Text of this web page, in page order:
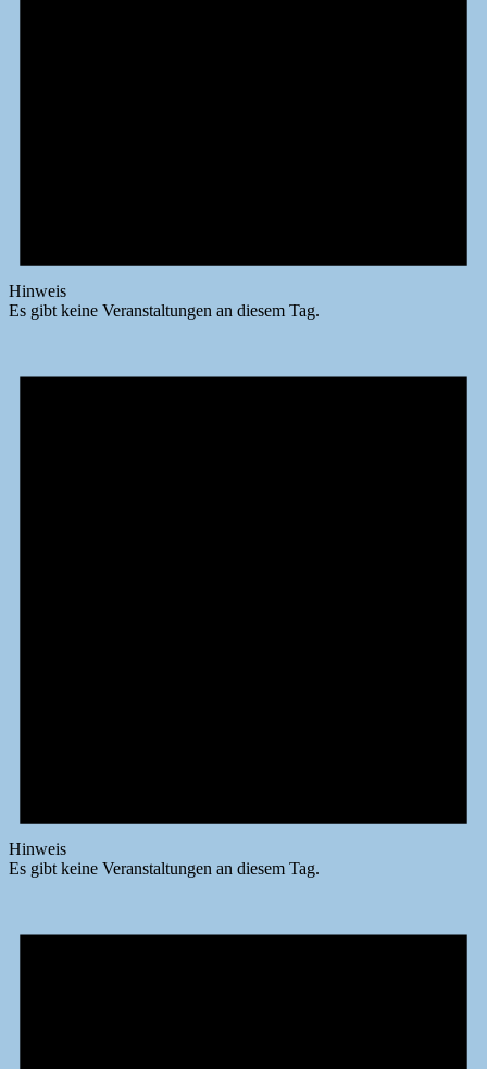
Hinweis
Es gibt keine Veranstaltungen an diesem Tag.
Hinweis
Es gibt keine Veranstaltungen an diesem Tag.